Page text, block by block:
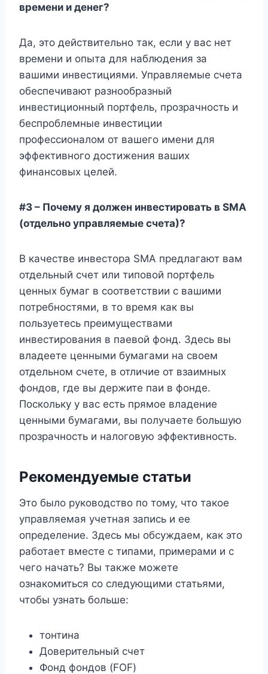
времени и денег?
Да, это действительно так, если у вас нет
времени и опыта для наблюдения за
вашими инвестициями. Управляемые счета
обеспечивают разнообразный
инвестиционный портфель, прозрачность и
беспроблемные инвестиции
профессионалом от вашего имени для
эффективного достижения ваших
финансовых целей.
#3 – Почему я должен инвестировать в SMA
(отдельно управляемые счета)?
В качестве инвестора SMA предлагают вам
отдельный счет или типовой портфель
ценных бумаг в соответствии с вашими
потребностями, в то время как вы
пользуетесь преимуществами
инвестирования в паевой фонд. Здесь вы
владеете ценными бумагами на своем
отдельном счете, в отличие от взаимных
фондов, где вы держите паи в фонде.
Поскольку у вас есть прямое владение
ценными бумагами, вы получаете большую
прозрачность и налоговую эффективность.
Рекомендуемые статьи
Это было руководство по тому, что такое
управляемая учетная запись и ее
определение. Здесь мы обсуждаем, как это
работает вместе с типами, примерами и с
чего начать? Вы также можете
ознакомиться со следующими статьями,
чтобы узнать больше:
тонтина
Доверительный счет
Фонд фондов (FOF)